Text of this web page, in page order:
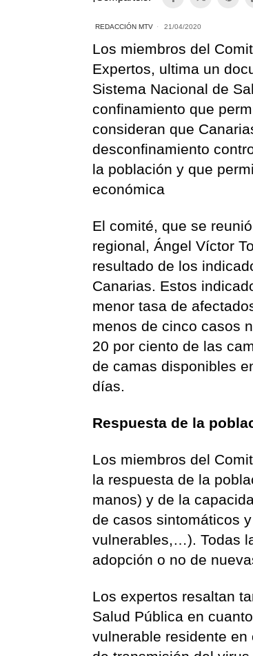
REDACCIÓN MTV 21/04/2020
Los miembros del
Expertos, ultima un
Sistema Nacional de
confinamiento que
consideran que
desconfinamiento
la población y que
económica
El comité, que se
regional, Ángel Víctor
resultado de los
Canarias. Estos
menor tasa de
menos de cinco casos
20 por ciento de las
de camas disponibles
días.
Respuesta de la
Los miembros del
la respuesta de la
manos) y de la
de casos sintomáticos
vulnerables,…). Todas
adopción o no de
Los expertos resaltan
Salud Pública en
vulnerable residente